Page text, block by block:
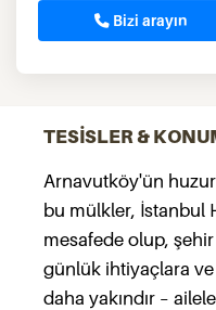
Bizi arayın
TESİSLER &
Arnavutköy'ün
bu mülkler, İstanbul
mesafede olup,
günlük ihtiyaçlara ve
daha yakındır –